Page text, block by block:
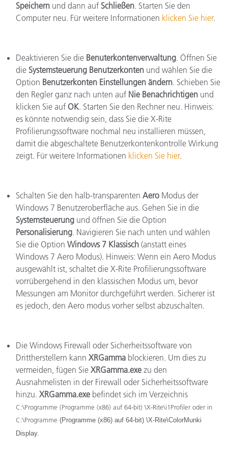
Speichern und dann auf Schließen. Starten Sie den
Computer neu. Für weitere Informationen klicken Sie hier.
Deaktivieren Sie die Benuterkontenverwaltung. Öffnen Sie
die Systemsteuerung Benutzerkonten und wählen Sie die
Option Benutzerkonten Einstellungen ändern. Schieben Sie
den Regler ganz nach unten auf Nie Benachrichtigen und
klicken Sie auf OK. Starten Sie den Rechner neu. Hinweis:
es könnte notwendig sein, dass Sie die X-Rite
Profilierungssoftware nochmal neu installieren müssen,
damit die abgeschaltete Benutzerkontenkontrolle Wirkung
zeigt. Für weitere Informationen klicken Sie hier.
Schalten Sie den halb-transparenten Aero Modus der
Windows 7 Benutzeroberfläche aus. Gehen Sie in die
Systemsteuerung und öffnen Sie die Option
Personalisierung. Navigieren Sie nach unten und wählen
Sie die Option Windows 7 Klassisch (anstatt eines
Windows 7 Aero Modus). Hinweis: Wenn ein Aero Modus
ausgewählt ist, schaltet die X-Rite Profilierungssoftware
vorrübergehend in den klassischen Modus um, bevor
Messungen am Monitor durchgeführt werden. Sicherer ist
es jedoch, den Aero modus vorher selbst abzuschalten.
Die Windows Firewall oder Sicherheitssoftware von
Drittherstellern kann XRGamma blockieren. Um dies zu
vermeiden, fügen Sie XRGamma.exe zu den
Ausnahmelisten in der Firewall oder Sicherheitssoftware
hinzu. XRGamma.exe befindet sich im Verzeichnis
C:\Programme (Programme (x86) auf 64-bit) \X-Rite\i1Profiler oder in
C:\Programme (Programme (x86) auf 64-bit) \X-Rite\ColorMunki
Display.